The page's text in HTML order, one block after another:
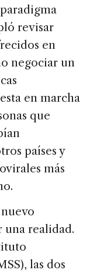
revisar
en
negociar un
en marcha
que
países y
más
una realidad.
las dos